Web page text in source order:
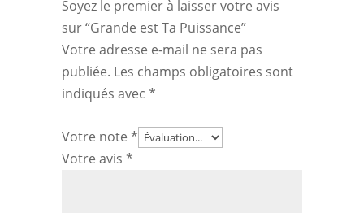
Soyez le premier à laisser votre avis
sur “Grande est Ta Puissance”
Votre adresse e-mail ne sera pas
publiée. Les champs obligatoires sont
indiqués avec *
Votre note *
Votre avis *